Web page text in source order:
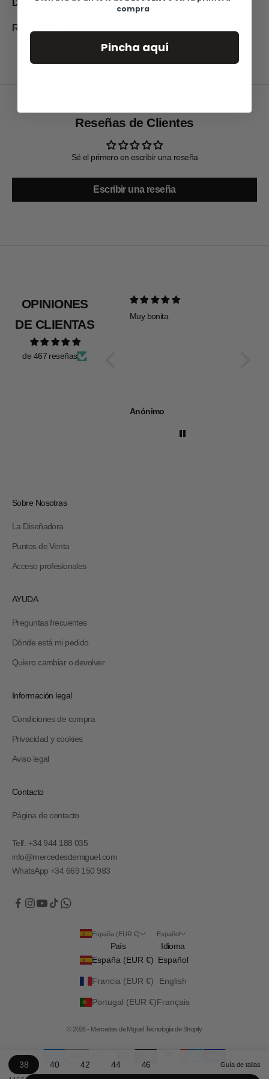
Detalles y cuidados
Ref: 31P609-AM
Reseñas de Clientes
Sé el primero en escribir una reseña
Escribir una reseña
OPINIONES
DE CLIENTAS
de 467 reseñas
Muy bonita
Anónimo
Sobre Nosotras
La Diseñadora
Puntos de Venta
Acceso profesionales
AYUDA
Preguntas frecuentes
Dónde está mi pedido
Quiero cambiar o devolver
Información legal
Condiciones de compra
Privacidad y cookies
Aviso legal
Contacto
Página de contacto
Telf. +34 944 188 035
info@mercedesdemiguel.com
WhatsApp +34 669 150 983
España (EUR €)
País
España (EUR €)
Francia (EUR €)
Portugal (EUR €)
Español
Idioma
Español
English
Français
© 2026 - Mercedes de MiguelTecnología de Shopify
38 40 42 44 46 Guía de tallas
compra
Pincha aquí